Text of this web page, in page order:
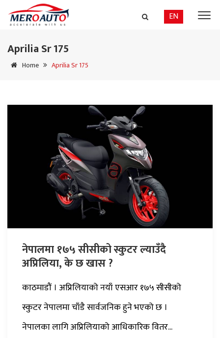
EN
Aprilia Sr 175
Home Aprilia Sr 175
नेपालमा १७५ सीसीको स्कुटर ल्याउँदै
अप्रिलिया, के छ खास ?
काठमाडौं । अप्रिलियाको नयाँ एसआर १७५ सीसीको
स्कुटर नेपालमा चाँडै सार्वजनिक हुने भएको छ ।
नेपालका लागि अप्रिलियाको आधिकारिक वितर...